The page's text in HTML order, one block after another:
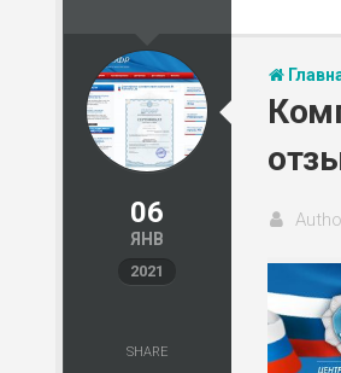
06
ЯНВ
2021
SHARE